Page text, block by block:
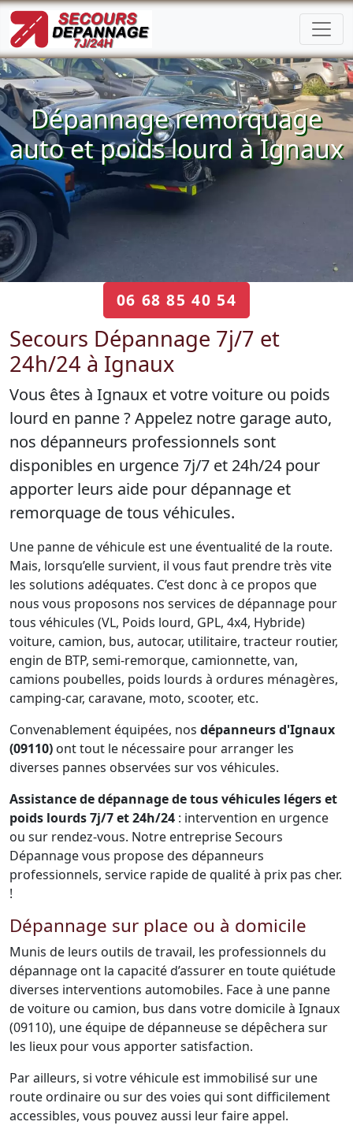
Dépannage remorquage
auto et poids lourd à Ignaux
06 68 85 40 54
Secours Dépannage 7j/7 et
24h/24 à Ignaux
Vous êtes à Ignaux et votre voiture ou poids
lourd en panne ? Appelez notre garage auto,
nos dépanneurs professionnels sont
disponibles en urgence 7j/7 et 24h/24 pour
apporter leurs aide pour dépannage et
remorquage de tous véhicules.
Une panne de véhicule est une éventualité de la route.
Mais, lorsqu’elle survient, il vous faut prendre très vite
les solutions adéquates. C’est donc à ce propos que
nous vous proposons nos services de dépannage pour
tous véhicules (VL, Poids lourd, GPL, 4x4, Hybride)
voiture, camion, bus, autocar, utilitaire, tracteur routier,
engin de BTP, semi-remorque, camionnette, van,
camions poubelles, poids lourds à ordures ménagères,
camping-car, caravane, moto, scooter, etc.
Convenablement équipées, nos dépanneurs d'Ignaux
(09110) ont tout le nécessaire pour arranger les
diverses pannes observées sur vos véhicules.
Assistance de dépannage de tous véhicules légers et
poids lourds 7j/7 et 24h/24 : intervention en urgence
ou sur rendez-vous. Notre entreprise Secours
Dépannage vous propose des dépanneurs
professionnels, service rapide de qualité à prix pas cher.
!
Dépannage sur place ou à domicile
Munis de leurs outils de travail, les professionnels du
dépannage ont la capacité d’assurer en toute quiétude
diverses interventions automobiles. Face à une panne
de voiture ou camion, bus dans votre domicile à Ignaux
(09110), une équipe de dépanneuse se dépêchera sur
les lieux pour vous apporter satisfaction.
Par ailleurs, si votre véhicule est immobilisé sur une
route ordinaire ou sur des voies qui sont difficilement
accessibles, vous pouvez aussi leur faire appel.